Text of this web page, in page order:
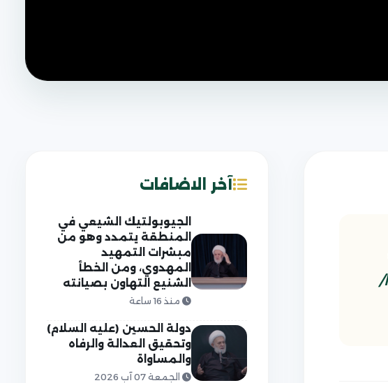
جامع براثا المعظّم في الخامس عشر من محرم الحرام ١٤٤٧ الموافق ١١/
آخر الاضافات
الجيوبولتيك الشيعي في
المنطقة يتمدد وهو من
مبشرات التمهيد
المهدوي، ومن الخطأ
الشنيع التهاون بصيانته
منذ 16 ساعة
دولة الحسين (عليه السلام)
وتحقيق العدالة والرفاه
والمساواة
الجمعة 07 آب 2026